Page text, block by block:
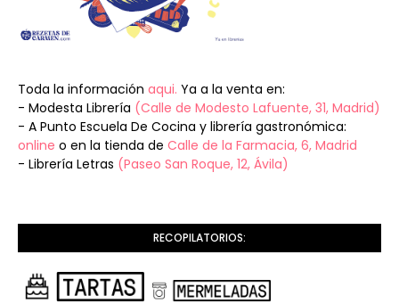
Toda la información aqui. Ya a la venta en:
- Modesta Librería (Calle de Modesto Lafuente, 31, Madrid)
- A Punto Escuela De Cocina y librería gastronómica:
online o en la tienda de Calle de la Farmacia, 6, Madrid
- Librería Letras (Paseo San Roque, 12, Ávila)
RECOPILATORIOS: